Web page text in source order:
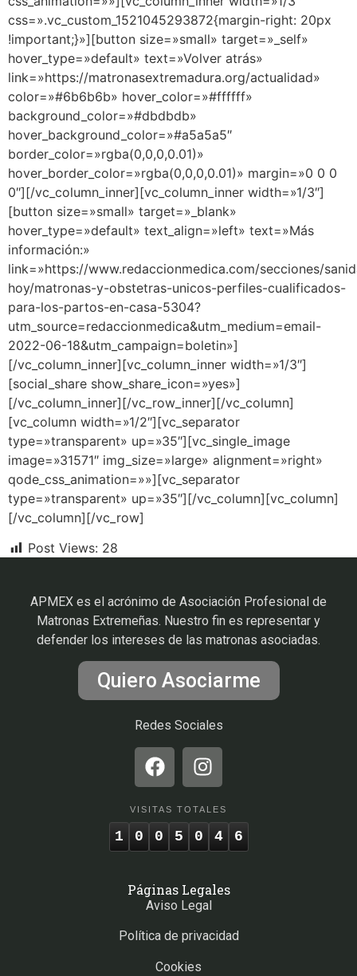
css=».vc_custom_1521045293872{margin-right: 20px
!important;}»][button size=»small» target=»_self»
hover_type=»default» text=»Volver atrás»
link=»https://matronasextremadura.org/actualidad»
color=»#6b6b6b» hover_color=»#ffffff»
background_color=»#dbdbdb»
hover_background_color=»#a5a5a5″
border_color=»rgba(0,0,0,0.01)»
hover_border_color=»rgba(0,0,0,0.01)» margin=»0 0 0
0″][/vc_column_inner][vc_column_inner width=»1/3″]
[button size=»small» target=»_blank»
hover_type=»default» text_align=»left» text=»Más
información:»
link=»https://www.redaccionmedica.com/secciones/
hoy/matronas-y-obstetras-unicos-perfiles-cualificados-
para-los-partos-en-casa-5304?
utm_source=redaccionmedica&utm_medium=email-
2022-06-18&utm_campaign=boletin»]
[/vc_column_inner][vc_column_inner width=»1/3″]
[social_share show_share_icon=»yes»]
[/vc_column_inner][/vc_row_inner][/vc_column]
[vc_column width=»1/2″][vc_separator
type=»transparent» up=»35″][vc_single_image
image=»31571″ img_size=»large» alignment=»right»
qode_css_animation=»»][vc_separator
type=»transparent» up=»35″][/vc_column][vc_column]
[/vc_column][/vc_row]
Post Views: 28
APMEX es el acrónimo de Asociación Profesional de
Matronas Extremeñas. Nuestro fin es representar y
defender los intereses de las matronas asociadas.
Quiero Asociarme
Redes Sociales
VISITAS TOTALES
1 0 0 5 0 4 6
Páginas Legales
Aviso Legal
Política de privacidad
Cookies